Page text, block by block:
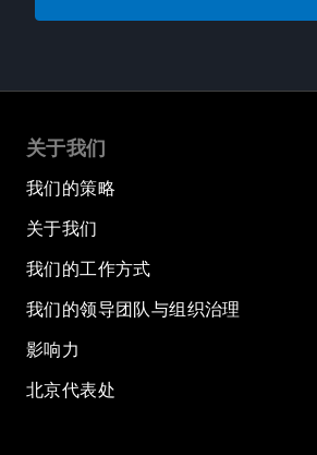
关于我们
我们的策略
关于我们
我们的工作方式
我们的领导团队与组织治理
影响力
北京代表处